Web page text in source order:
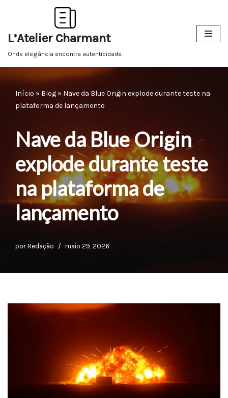
para
o
L’Atelier Charmant
Onde elegância encontra autenticidade.
Início » Blog » Nave da Blue Origin explode durante teste na
plataforma de lançamento
Nave da Blue Origin
explode durante teste
na plataforma de
lançamento
por Redação maio 29, 2026